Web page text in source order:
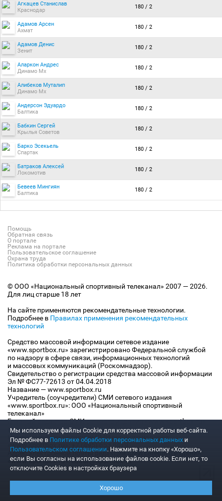
Агкацев Станислав
Краснодар
180 / 2
Адамов Арсен
Ахмат
180 / 2
Адамов Денис
Зенит
180 / 2
Аларкон Андрес
Динамо Мх
180 / 2
Алибеков Муталип
Динамо Мх
180 / 2
Андерсон Эдуардо
Балтика
180 / 2
Бабкин Сергей
Крылья Советов
180 / 2
Барко Эсекьель
Спартак
180 / 2
Батраков Алексей
Локомотив
180 / 2
Бевеев Мингиян
Балтика
180 / 2
Помощь
Обратная связь
О портале
Реклама на портале
Пользовательское соглашение
Охрана труда
Политика обработки персональных данных
© ООО «Национальный спортивный телеканал» 2007 — 2026.
Для лиц старше 18 лет
На сайте применяются рекомендательные технологии.
Подробнее в Правилах применения рекомендательных
технологий
Средство массовой информации сетевое издание
«www.sportbox.ru» зарегистрировано Федеральной службой
по надзору в сфере связи, информационных технологий
и массовых коммуникаций (Роскомнадзор).
Свидетельство о регистрации средства массовой информации
Эл № ФС77-72613 от 04.04.2018
Название — www.sportbox.ru
Учредитель (соучредители) СМИ сетевого издания
«www.sportbox.ru»: ООО «Национальный спортивный
телеканал»
Главный редактор СМИ сетевого издания «www.sportbox.ru»:
Конов В.А.
Номер телефона редакции СМИ сетевого издания
«www.sportbox.ru»: +7 (495) 653 8419
Адрес электронной почты редакции СМИ сетевого издания
«www.sportbox.ru»: editor@sportbox.ru
Мы используем файлы Сookie для корректной работы веб-сайта.
Подробнее в Политике обработки персональных данных и
Пользовательском соглашении. Нажмите на кнопку «Хорошо»,
если Вы согласны на использование файлов cookie. Если нет, то
отключите Cookies в настройках браузера
Хорошо